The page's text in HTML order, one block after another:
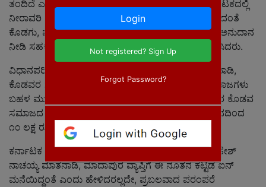
Login
Not registered? Sign Up
Forgot Password?
ತಂದಿದೆ ಎಂದು ನುಡಿದರು. ಬಸವರಾಜ ಬೊಮ್ಮಾಯಿವರು ಕರ್ನಾಟಕದಲ್ಲಿ
ನೀರಾವರಿ ಸಚಿವರಾಗಿದ್ದ ಸಂದರ್ಭ ಕೆ.ಆರ್.ಎಸ್. ಹಾರಂಗಿ ಸೇರಿದಂತೆ
ಕೊಡಗು, ಮೈಸೂರಿನ ವಿವಿಧ ನೀರಾವರಿ ಯೋಜನೆಗಳಿಗೆ ಅಗತ್ಯ ಅನುದಾನ
ನೀಡಿ ಸಹಕರಿಸಿದ್ದನ್ನೂ ಯದುವೀರ್ ಕೃತಜ್ಞತಾಪೂರ್ವಕವಾಗಿ ಸ್ಮರಿಸಿದರು.
ವಿಧಾನಪರಿಷತ್ ಸದಸ್ಯ ಮಂಡೇಪAಡ ಸುಜಾ ಕುಶಾಲಪ್ಪ ಮಾತನಾಡಿ,
ಕೊಡವರ ಸಂಸ್ಕೃತಿಯ ಹಿರಿಮೆಯ ಸಂರಕ್ಷಣೆಗಾಗಿ ಕೊಡವ ಸಮಾಜಗಳು
ಬಹಳ ಮುಖ್ಯ ಪಾತ್ರವನ್ನು ವಹಿಸುತ್ತಿವೆ ಎಂದರಲ್ಲದೇ, ಮಾದಾಪುರ ಕೊಡವ
ಸಮಾಜದ ಕಟ್ಟಡದ ಉಳಿದ ಕಾಮಗಾರಿಗಳಿಗೆ ಶಾಸಕರ ಅನುದಾನದಿಂದ
೧೦ ಲಕ್ಷ ರುಪಾಯಿ ನೀಡುವುದಾಗಿ ಘೋಷಿಸಿದರು.
ಕರ್ನಾಟಕ ಕೊಡವ ಸಾಹಿತ್ಯ ಅಕಾಡೆಮಿ ಅಧ್ಯಕ್ಷ ಅಜ್ಜಿನಿಕಂಡ ಮಹೇಶ್
ನಾಚಯ್ಯ ಮಾತನಾಡಿ, ಮಾದಾಪುರ ವ್ಯಾಪ್ತಿಗೆ ಈ ನೂತನ ಕಟ್ಟಡ ಐನ್
ಮನೆಯಿದ್ದಂತೆ ಎಂದು ಹೇಳಿದರಲ್ಲದೇ, ಪ್ರಬಲವಾದ ಪರಂಪರೆ